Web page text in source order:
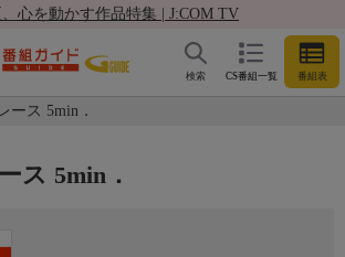
、心を動かす作品特集 | J:COM TV
CS番組一覧 番組表
検索
ース 5min．
ス 5min．